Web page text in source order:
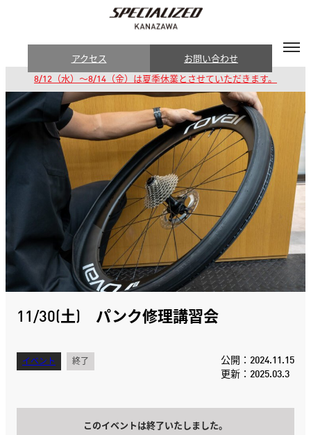
アクセス お問い合わせ
8/12（水）～8/14（金）は夏季休業とさせていただきます。
11/30(土) パンク修理講習会
イベント 終了
公開：2024.11.15
更新：2025.03.3
このイベントは終了いたしました。